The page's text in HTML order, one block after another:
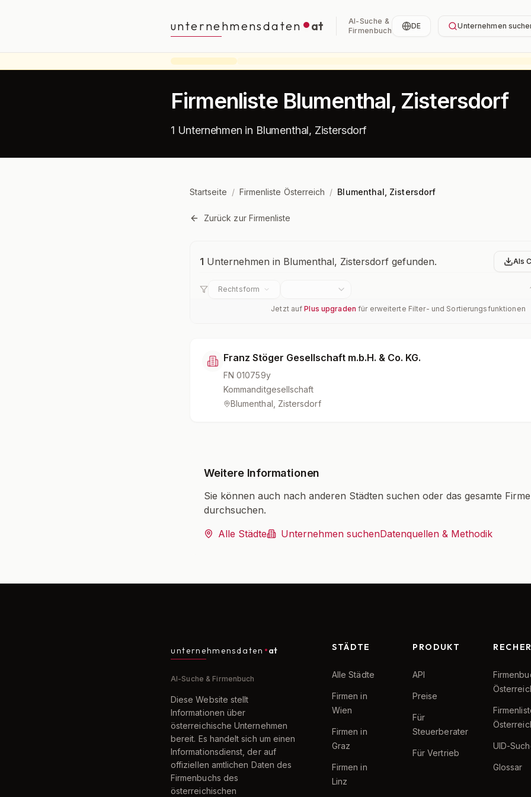
unternehmensdaten at
AI-Suche &
Firmenbuch
DE Unternehmen
Firmenliste Blumenthal, Zistersdorf
1 Unternehmen in Blumenthal, Zistersdorf
Startseite / Firmenliste Österreich / Blumenthal, Zistersdorf
Zurück zur Firmenliste
Unternehmensübersicht
1 Unternehmen in Blumenthal, Zistersdorf gefunden. Als
Rechtsform
Jetzt aufPlus upgraden für erweiterte Filter- und Sortierungsfunktionen
Franz Stöger Gesellschaft m.b.H. & Co. KG.
FN010759y
Kommanditgesellschaft
Blumenthal, Zistersdorf
Weitere Informationen
Sie können auch nach anderen Städten suchen oder das gesamte
durchsuchen.
Alle Städte
Unternehmen suchenDatenquellen & Methodik
unternehmensdaten at
AI-Suche & Firmenbuch
Diese Website stellt
Informationen über
österreichische Unternehmen
bereit. Es handelt sich um einen
Informationsdienst, der auf
offiziellen amtlichen Daten des
Firmenbuchs des
österreichischen
STÄDTE
Alle Städte
Firmen in
Wien
Firmen in
Graz
Firmen in
Linz
PRODUKT
API
Preise
Für
Steuerberater
Für Vertrieb
UID-
Glossar